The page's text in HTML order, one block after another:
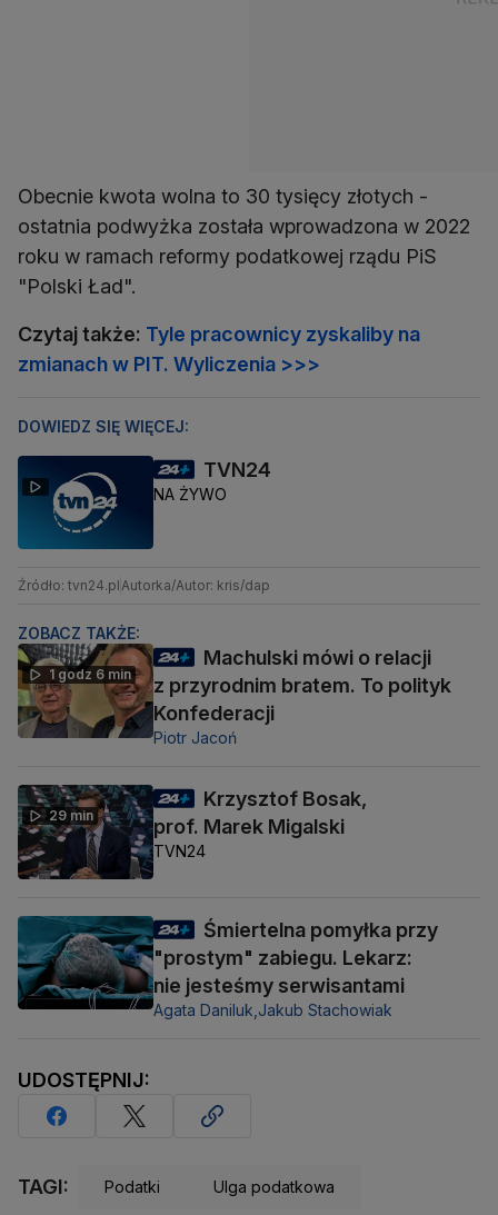
Obecnie kwota wolna to 30 tysięcy złotych -
ostatnia podwyżka została wprowadzona w 2022
roku w ramach reformy podatkowej rządu PiS
"Polski Ład".
Czytaj także: Tyle pracownicy zyskaliby na
zmianach w PIT. Wyliczenia >>>
DOWIEDZ SIĘ WIĘCEJ:
TVN24
NA ŻYWO
Źródło: tvn24.plAutorka/Autor: kris/dap
ZOBACZ TAKŻE:
1 godz 6 min
Machulski mówi o relacji
z przyrodnim bratem. To polityk
Konfederacji
Piotr Jacoń
29 min
Krzysztof Bosak,
prof. Marek Migalski
TVN24
Śmiertelna pomyłka przy
"prostym" zabiegu. Lekarz:
nie jesteśmy serwisantami
Agata Daniluk, Jakub Stachowiak
UDOSTĘPNIJ:
TAGI: Podatki Ulga podatkowa